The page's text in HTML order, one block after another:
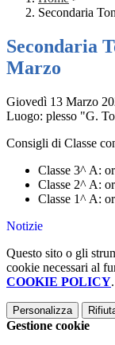
Secondaria
Secondaria
Marzo
Giovedì 13 Marzo
Luogo: plesso "G.
Consigli di Classe
Classe 3^ A:
Classe 2^ A:
Classe 1^ A:
Notizie
Questo sito o gli
cookie necessari al
COOKIE POLICY.
Personalizza
Gestione cookie